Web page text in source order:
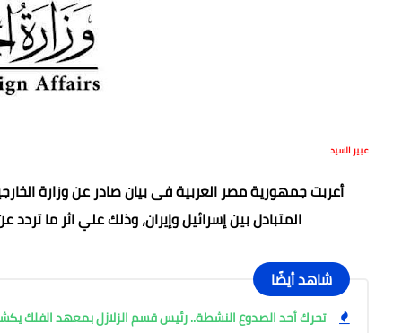
عبير السيد
المتبادل بين إسرائيل وإيران، وذلك علي اثر ما
شاهد أيضًا
تحرك أحد الصدوع النشطة.. رئيس قسم الزلازل بمعهد الفلك